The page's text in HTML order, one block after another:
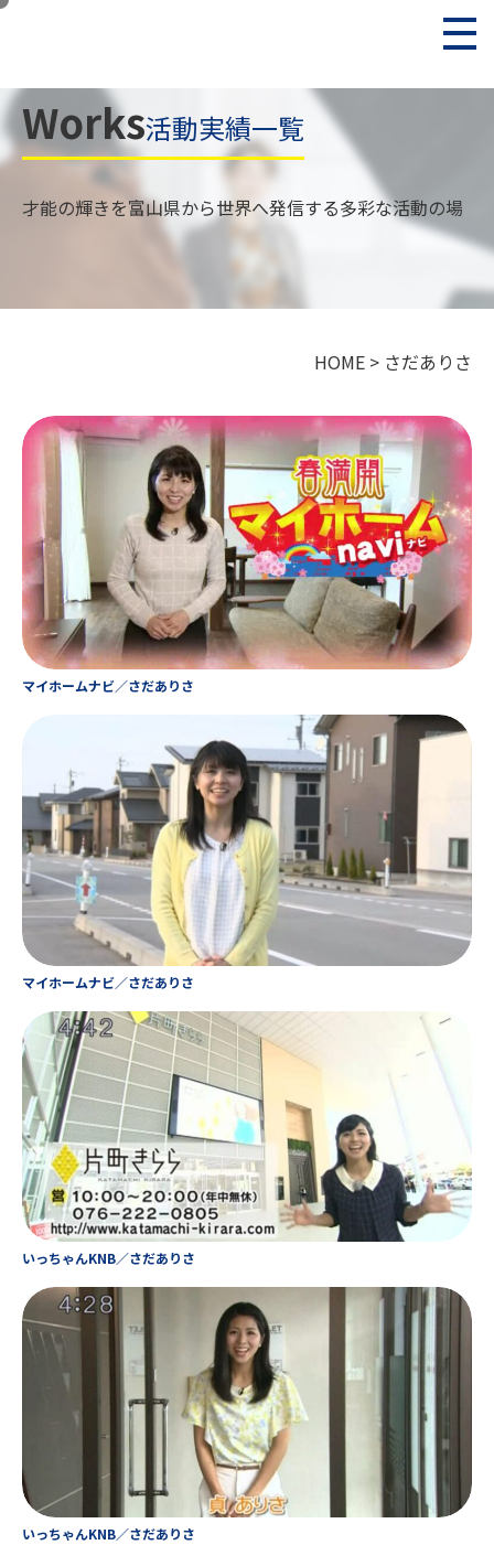
Works活動実績一覧
才能の輝きを富山県から世界へ発信する多彩な活動の場
HOME > さだありさ
マイホームナビ／さだありさ
マイホームナビ／さだありさ
いっちゃんKNB／さだありさ
いっちゃんKNB／さだありさ